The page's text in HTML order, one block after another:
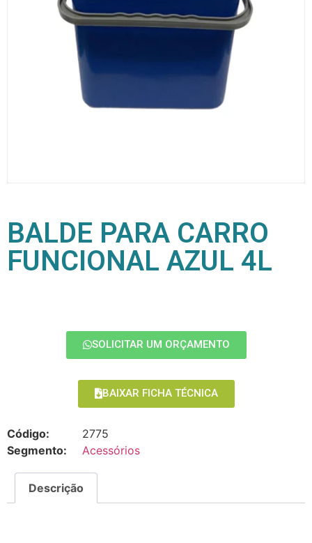
BALDE PARA CARRO
FUNCIONAL AZUL 4L
SOLICITAR UM ORÇAMENTO
BAIXAR FICHA TÉCNICA
Código:
2775
Segmento:
Acessórios
Descrição